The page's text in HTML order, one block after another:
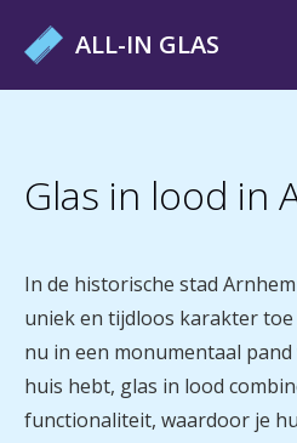
ALL-IN GLAS
Glas in lood in
In de historische stad
uniek en tijdloos karakter toe
nu in een monumentaal
huis hebt, glas in lood
functionaliteit, waardoor je